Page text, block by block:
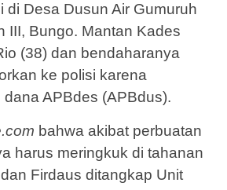
di Desa Dusun Air Gumuruh
III, Bungo. Mantan Kades
(38) dan bendaharanya
ke polisi karena
APBdes (APBdus).
bahwa akibat perbuatan
harus meringkuk di tahanan
Firdaus ditangkap Unit